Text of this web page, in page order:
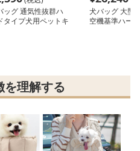
ッグ 通気性抜群ハ
タイプ犬用ペットキ
犬バッグ 大型
空機基準ハー
を理解する